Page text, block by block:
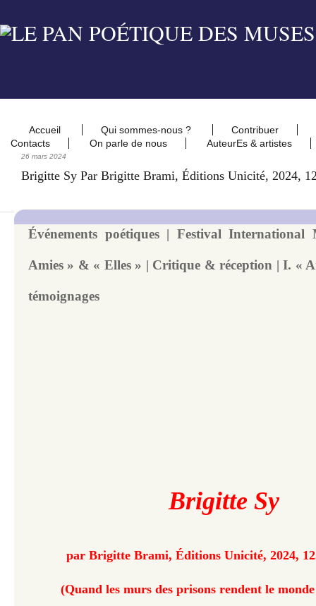
Accueil Qui sommes-nous ?
Contribuer
Contacts
On parle de nous AuteurEs & artistes
26 mars 2024
Brigitte Sy Par Brigitte Brami, Éditions Unicité, 2024,
Événements poétiques | Festival International
Amies » & « Elles » | Critique & réception | I. «
témoignages
Brigitte Sy
par Brigitte Brami, Éditions Unicité, 2024,
(Quand les murs des prisons rendent le